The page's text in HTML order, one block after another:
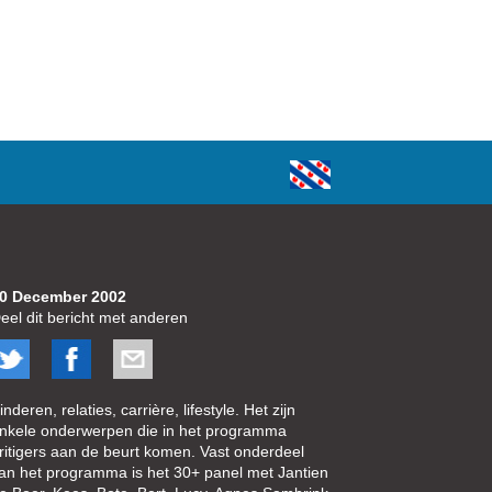
December 2002
dit bericht met anderen
relaties, carrière, lifestyle. Het zijn
onderwerpen die in het programma
aan de beurt komen. Vast onderdeel
het programma is het 30+ panel met Jantien